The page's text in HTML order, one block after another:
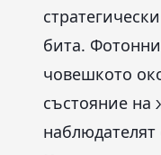
бита.
човешкото
състояние на